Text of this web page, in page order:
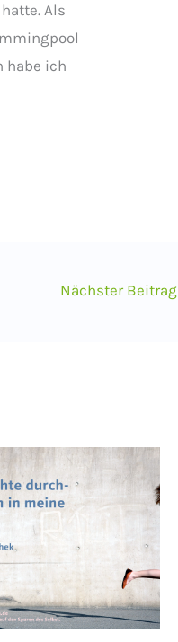
Als
habe ich
Nächster Beitrag